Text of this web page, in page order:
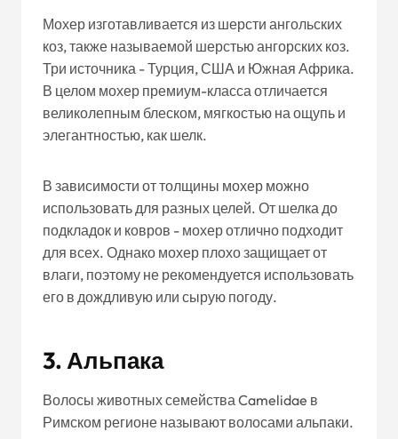
Мохер изготавливается из шерсти ангольских
коз, также называемой шерстью ангорских коз.
Три источника - Турция, США и Южная Африка.
В целом мохер премиум-класса отличается
великолепным блеском, мягкостью на ощупь и
элегантностью, как шелк.
В зависимости от толщины мохер можно
использовать для разных целей. От шелка до
подкладок и ковров - мохер отлично подходит
для всех. Однако мохер плохо защищает от
влаги, поэтому не рекомендуется использовать
его в дождливую или сырую погоду.
3. Альпака
Волосы животных семейства Camelidae в
Римском регионе называют волосами альпаки.